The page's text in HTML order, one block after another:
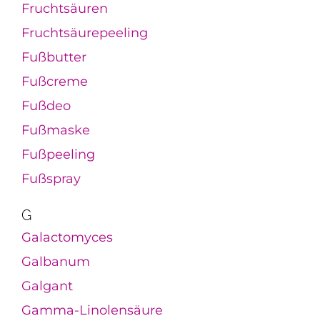
Fruchtsäuren
Fruchtsäurepeeling
Fußbutter
Fußcreme
Fußdeo
Fußmaske
Fußpeeling
Fußspray
G
Galactomyces
Galbanum
Galgant
Gamma-Linolensäure